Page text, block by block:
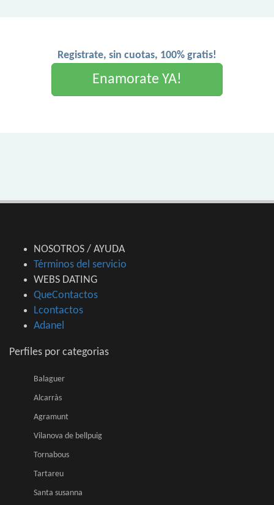
Registrate, sin cuotas, 100% gratis!
Enamorate YA!
NOSOTROS / AYUDA
Términos del servicio
WEBS DATING
QueContactos
Lcontactos
Adanel
Perfiles por categorias
Balaguer
Alcarràs
Agramunt
Vilanova de bellpuig
Tornabous
Tartareu
Santa susanna